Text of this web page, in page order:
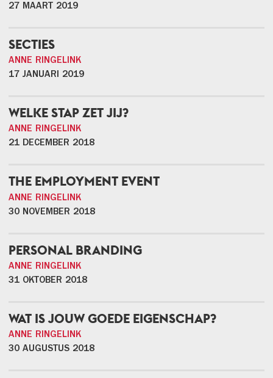
27 MAART 2019
SECTIES
ANNE RINGELINK
17 JANUARI 2019
WELKE STAP ZET JIJ?
ANNE RINGELINK
21 DECEMBER 2018
THE EMPLOYMENT EVENT
ANNE RINGELINK
30 NOVEMBER 2018
PERSONAL BRANDING
ANNE RINGELINK
31 OKTOBER 2018
WAT IS JOUW GOEDE EIGENSCHAP?
ANNE RINGELINK
30 AUGUSTUS 2018